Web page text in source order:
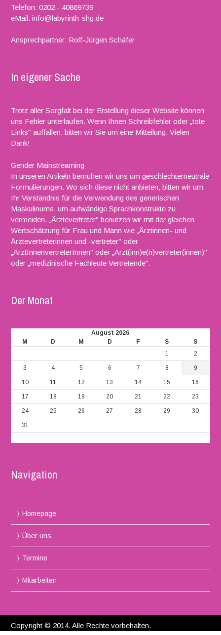
Telefon: 0202 - 40869739
eMail: info@labyrinth-shg.de
Ansprechpartner: Rolf-Jürgen Schäfer
In eigener Sache
Trotz aller Sorgfalt bei der Erstellung dieser Website können
uns Fehler unterlaufen. Wenn Ihnen Schreibfehler oder „tote
Links" auffallen, bitten wir Sie um eine Mitteilung. Vielen
Dank!
Gender Mainstreaming
In unseren Artikeln bemühen wir uns um geschlechterneutrale
Formulierungen. Wo sich diese nicht anbieten, bitten wir um
Ihr Verständnis für die Verwendung des generischen
Maskulinums, um aufwändige Sprachkonstrukte zu
vermeiden. „Ärztevertreter" benutzen wir mit der gleichen
Wertschätzung für Frau und Mann wie „Ärztinnen- und
Ärztevertreterinnen und -vertreter" oder
„ÄrztInnenvertreterInnen" oder „Ärzt(inn)e(n)vertreter(innen)"
oder „medizinische Fachleute Vertretende".
Der Monat
August 2026
M
D M D F S
S
1
2
3 4 5 6 7 8 9
10 11 12 13 14 15 16
17 18 19 20 21 22 23
24 25 26 27 28 29 30
31
Navigation
Homepage
Über uns
Termine
Mitarbeiten
Copyright © 2014. Alle Rechte vorbehalten.